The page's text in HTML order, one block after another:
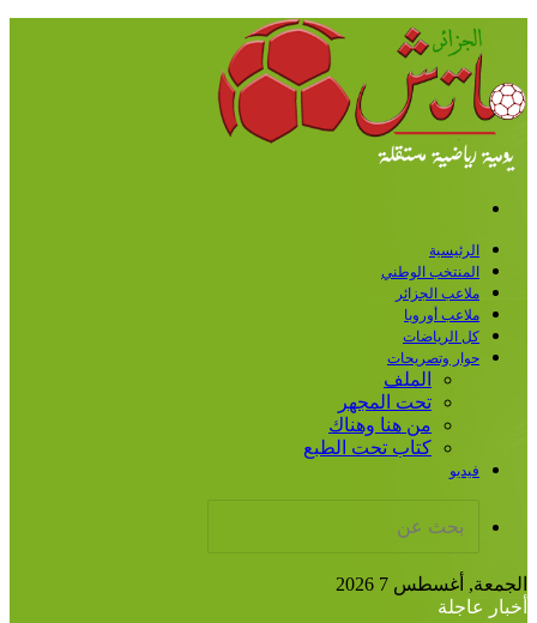
الوطني
الجزائر
أوروبا
الرياضات
وتصريحات
الملف
تحت المجهر
من هنا وهناك
كتاب تحت الطبع
7 2026